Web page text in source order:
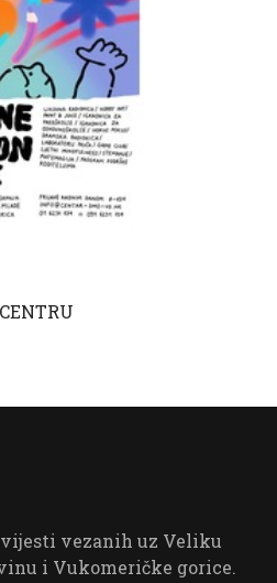
vijesti vezanih uz Veliku
i Vukomeričke gorice.